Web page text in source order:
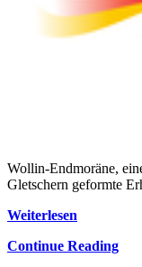
Wollin-Endmoräne,
Gletschern geformte
Weiterlesen
Continue Reading